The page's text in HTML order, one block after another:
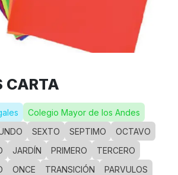
CARTA
Colegio Mayor de los Andes
SEXTO SEPTIMO
OCTAVO
JARDÍN PRIMERO
TERCERO
ONCE TRANSICIÓN PARVULOS